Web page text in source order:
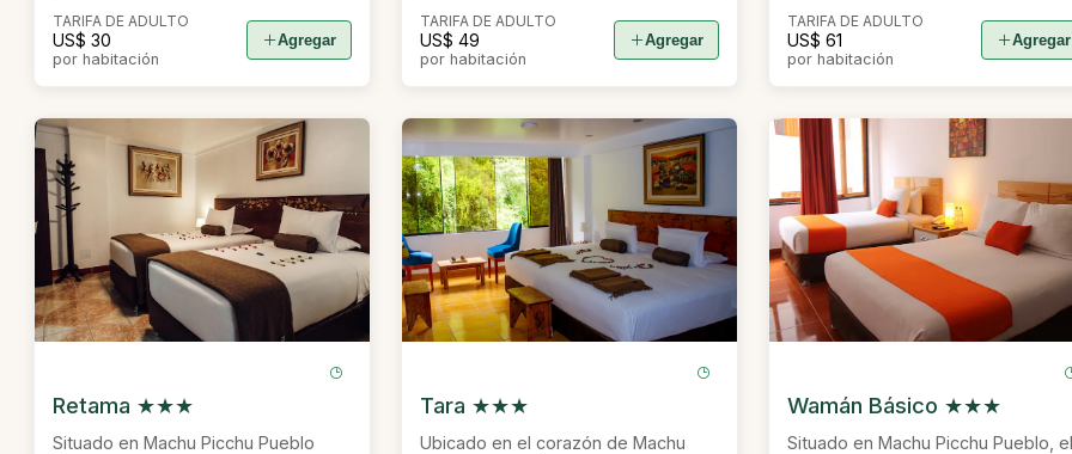
TARIFA DE ADULTO
US$ 30
por habitación
Agregar
TARIFA DE ADULTO
US$ 49
por habitación
Agregar
TARIFA DE ADULTO
US$ 61
por habitación
Agregar
Retama ★★★
Situado en Machu Picchu Pueblo
Tara ★★★
Ubicado en el corazón de Machu
Wamán Básico ★★★
Situado en Machu Picchu Pueblo, el